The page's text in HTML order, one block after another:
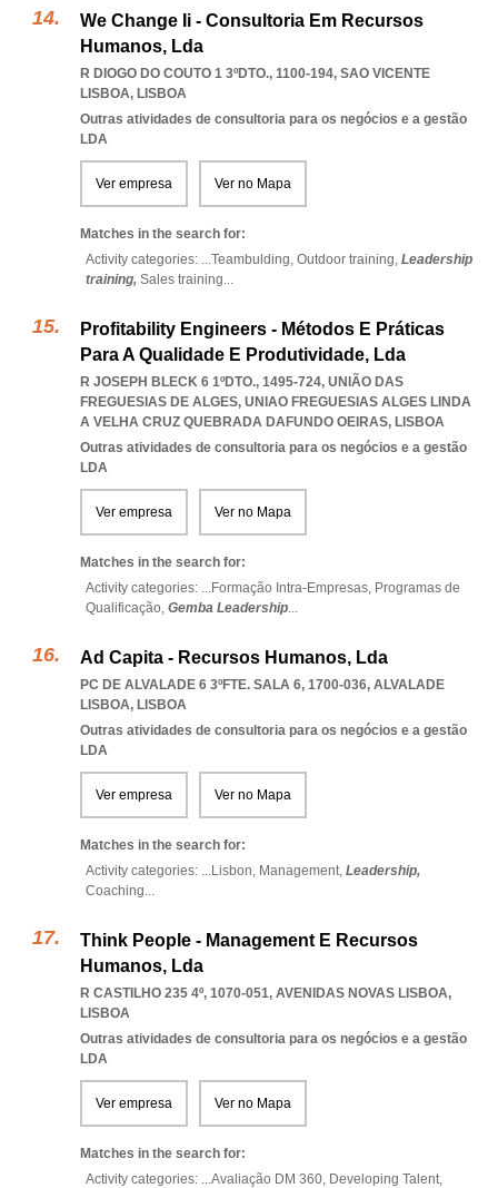
We Change Ii - Consultoria Em Recursos
Humanos, Lda
R DIOGO DO COUTO 1 3ºDTO., 1100-194, SAO VICENTE
LISBOA, LISBOA
Outras atividades de consultoria para os negócios e a gestão
LDA
Ver empresa Ver no Mapa
Matches in the search for:
Activity categories: ...Teambulding, Outdoor training, Leadership
training, Sales training...
Profitability Engineers - Métodos E Práticas
Para A Qualidade E Produtividade, Lda
R JOSEPH BLECK 6 1ºDTO., 1495-724, UNIÃO DAS
FREGUESIAS DE ALGES, UNIAO FREGUESIAS ALGES LINDA
A VELHA CRUZ QUEBRADA DAFUNDO OEIRAS, LISBOA
Outras atividades de consultoria para os negócios e a gestão
LDA
Ver empresa Ver no Mapa
Matches in the search for:
Activity categories: ...Formação Intra-Empresas, Programas de
Qualificação, Gemba Leadership...
Ad Capita - Recursos Humanos, Lda
PC DE ALVALADE 6 3ºFTE. SALA 6, 1700-036, ALVALADE
LISBOA, LISBOA
Outras atividades de consultoria para os negócios e a gestão
LDA
Ver empresa Ver no Mapa
Matches in the search for:
Activity categories: ...Lisbon, Management, Leadership,
Coaching...
Think People - Management E Recursos
Humanos, Lda
R CASTILHO 235 4º, 1070-051, AVENIDAS NOVAS LISBOA,
LISBOA
Outras atividades de consultoria para os negócios e a gestão
LDA
Ver empresa Ver no Mapa
Matches in the search for:
Activity categories: ...Avaliação DM 360, Developing Talent,